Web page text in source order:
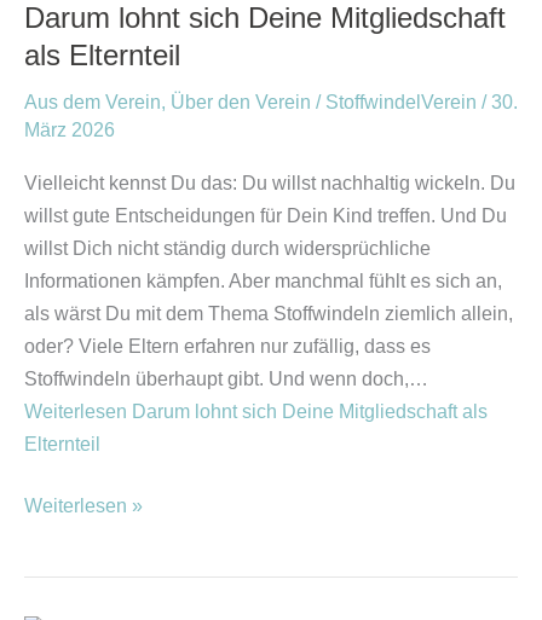
Darum lohnt sich Deine Mitgliedschaft
als Elternteil
Aus dem Verein, Über den Verein / StoffwindelVerein /30.
März 2026
Vielleicht kennst Du das: Du willst nachhaltig wickeln. Du
willst gute Entscheidungen für Dein Kind treffen. Und Du
willst Dich nicht ständig durch widersprüchliche
Informationen kämpfen. Aber manchmal fühlt es sich an,
als wärst Du mit dem Thema Stoffwindeln ziemlich allein,
oder? Viele Eltern erfahren nur zufällig, dass es
Stoffwindeln überhaupt gibt. Und wenn doch,…
Weiterlesen Darum lohnt sich Deine Mitgliedschaft als
Elternteil
als
Elternteil
Weiterlesen »